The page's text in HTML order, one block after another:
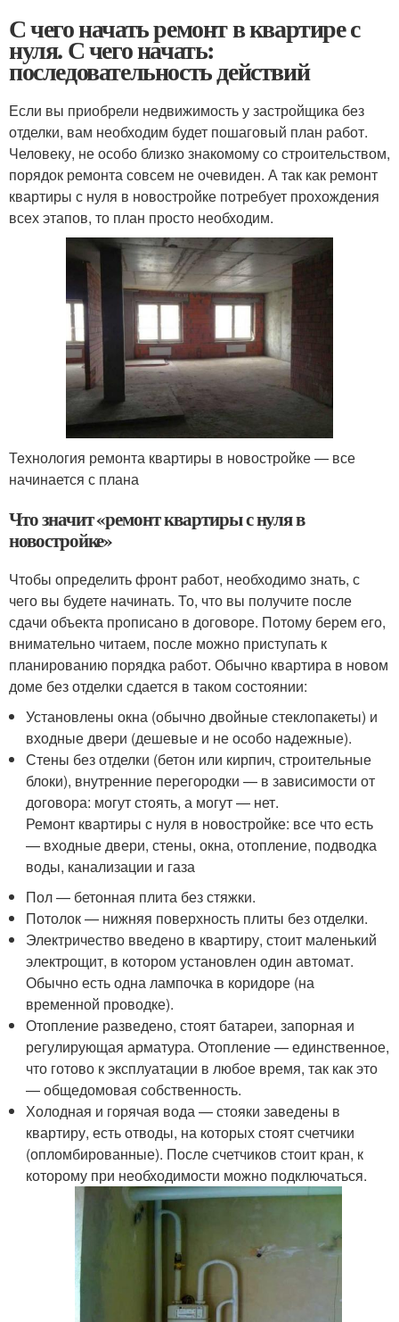
С чего начать ремонт в квартире с
нуля. С чего начать:
последовательность действий
Если вы приобрели недвижимость у застройщика без
отделки, вам необходим будет пошаговый план работ.
Человеку, не особо близко знакомому со строительством,
порядок ремонта совсем не очевиден. А так как ремонт
квартиры с нуля в новостройке потребует прохождения
всех этапов, то план просто необходим.
Технология ремонта квартиры в новостройке — все
начинается с плана
Что значит «ремонт квартиры с нуля в
новостройке»
Чтобы определить фронт работ, необходимо знать, с
чего вы будете начинать. То, что вы получите после
сдачи объекта прописано в договоре. Потому берем его,
внимательно читаем, после можно приступать к
планированию порядка работ. Обычно квартира в новом
доме без отделки сдается в таком состоянии:
Установлены окна (обычно двойные стеклопакеты) и
входные двери (дешевые и не особо надежные).
Стены без отделки (бетон или кирпич, строительные
блоки), внутренние перегородки — в зависимости от
договора: могут стоять, а могут — нет.
Ремонт квартиры с нуля в новостройке: все что есть
— входные двери, стены, окна, отопление, подводка
воды, канализации и газа
Пол — бетонная плита без стяжки.
Потолок — нижняя поверхность плиты без отделки.
Электричество введено в квартиру, стоит маленький
электрощит, в котором установлен один автомат.
Обычно есть одна лампочка в коридоре (на
временной проводке).
Отопление разведено, стоят батареи, запорная и
регулирующая арматура. Отопление — единственное,
что готово к эксплуатации в любое время, так как это
— общедомовая собственность.
Холодная и горячая вода — стояки заведены в
квартиру, есть отводы, на которых стоят счетчики
(опломбированные). После счетчиков стоит кран, к
которому при необходимости можно подключаться.